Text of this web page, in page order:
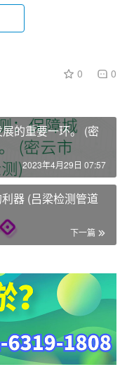
0 0
的重要一环。 (密
2023年4月29日 07:57
器 (吕梁检测管道
下一篇